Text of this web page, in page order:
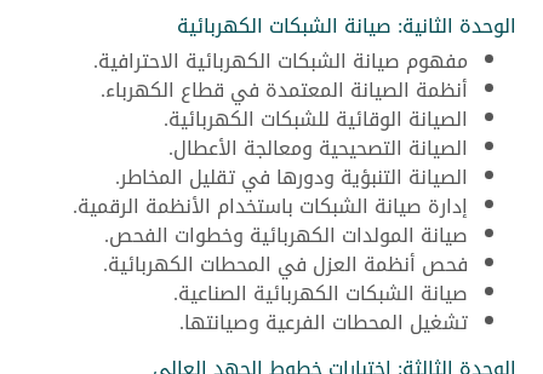
الوحدة الثانية: صيانة الشبكات الكهربائية
مفهوم صيانة الشبكات الكهربائية الاحترافية.
أنظمة الصيانة المعتمدة في قطاع الكهرباء.
الصيانة الوقائية للشبكات الكهربائية.
الصيانة التصحيحية ومعالجة الأعطال.
الصيانة التنبؤية ودورها في تقليل المخاطر.
إدارة صيانة الشبكات باستخدام الأنظمة الرقمية.
صيانة المولدات الكهربائية وخطوات الفحص.
فحص أنظمة العزل في المحطات الكهربائية.
صيانة الشبكات الكهربائية الصناعية.
تشغيل المحطات الفرعية وصيانتها.